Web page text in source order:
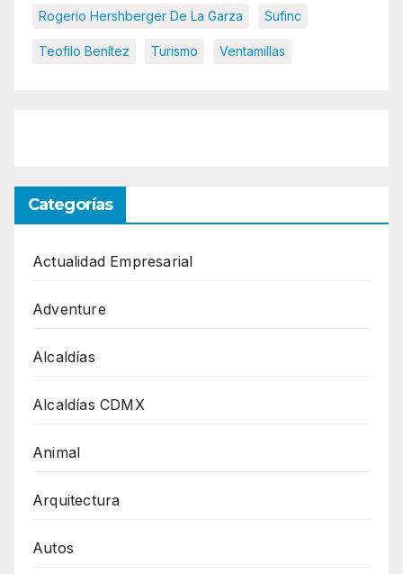
Rogerio Hershberger De La Garza Sufinc
Teofilo Benítez Turismo Ventamillas
Categorías
Actualidad Empresarial
Adventure
Alcaldías
Alcaldías CDMX
Animal
Arquitectura
Autos